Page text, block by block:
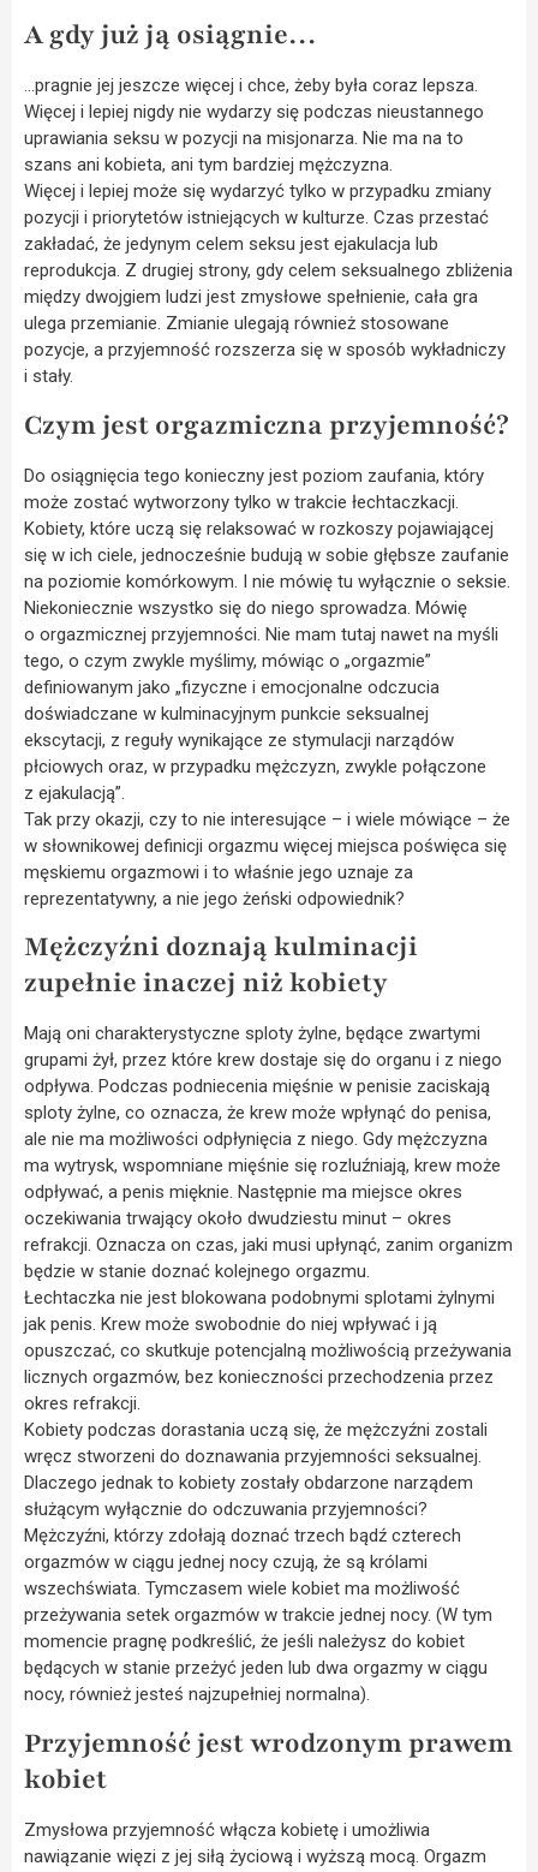
A gdy już ją osiągnie…
…pragnie jej jeszcze więcej i chce, żeby była coraz lepsza.
Więcej i lepiej nigdy nie wydarzy się podczas nieustannego
uprawiania seksu w pozycji na misjonarza. Nie ma na to
szans ani kobieta, ani tym bardziej mężczyzna.
Więcej i lepiej może się wydarzyć tylko w przypadku zmiany
pozycji i priorytetów istniejących w kulturze. Czas przestać
zakładać, że jedynym celem seksu jest ejakulacja lub
reprodukcja. Z drugiej strony, gdy celem seksualnego zbliżenia
między dwojgiem ludzi jest zmysłowe spełnienie, cała gra
ulega przemianie. Zmianie ulegają również stosowane
pozycje, a przyjemność rozszerza się w sposób wykładniczy
i stały.
Czym jest orgazmiczna przyjemność?
Do osiągnięcia tego konieczny jest poziom zaufania, który
może zostać wytworzony tylko w trakcie łechtaczkacji.
Kobiety, które uczą się relaksować w rozkoszy pojawiającej
się w ich ciele, jednocześnie budują w sobie głębsze zaufanie
na poziomie komórkowym. I nie mówię tu wyłącznie o seksie.
Niekoniecznie wszystko się do niego sprowadza. Mówię
o orgazmicznej przyjemności. Nie mam tutaj nawet na myśli
tego, o czym zwykle myślimy, mówiąc o „orgazmie”
definiowanym jako „fizyczne i emocjonalne odczucia
doświadczane w kulminacyjnym punkcie seksualnej
ekscytacji, z reguły wynikające ze stymulacji narządów
płciowych oraz, w przypadku mężczyzn, zwykle połączone
z ejakulacją”.
Tak przy okazji, czy to nie interesujące – i wiele mówiące – że
w słownikowej definicji orgazmu więcej miejsca poświęca się
męskiemu orgazmowi i to właśnie jego uznaje za
reprezentatywny, a nie jego żeński odpowiednik?
Mężczyźni doznają kulminacji
zupełnie inaczej niż kobiety
Mają oni charakterystyczne sploty żylne, będące zwartymi
grupami żył, przez które krew dostaje się do organu i z niego
odpływa. Podczas podniecenia mięśnie w penisie zaciskają
sploty żylne, co oznacza, że krew może wpłynąć do penisa,
ale nie ma możliwości odpłynięcia z niego. Gdy mężczyzna
ma wytrysk, wspomniane mięśnie się rozluźniają, krew może
odpływać, a penis mięknie. Następnie ma miejsce okres
oczekiwania trwający około dwudziestu minut – okres
refrakcji. Oznacza on czas, jaki musi upłynąć, zanim organizm
będzie w stanie doznać kolejnego orgazmu.
Łechtaczka nie jest blokowana podobnymi splotami żylnymi
jak penis. Krew może swobodnie do niej wpływać i ją
opuszczać, co skutkuje potencjalną możliwością przeżywania
licznych orgazmów, bez konieczności przechodzenia przez
okres refrakcji.
Kobiety podczas dorastania uczą się, że mężczyźni zostali
wręcz stworzeni do doznawania przyjemności seksualnej.
Dlaczego jednak to kobiety zostały obdarzone narządem
służącym wyłącznie do odczuwania przyjemności?
Mężczyźni, którzy zdołają doznać trzech bądź czterech
orgazmów w ciągu jednej nocy czują, że są królami
wszechświata. Tymczasem wiele kobiet ma możliwość
przeżywania setek orgazmów w trakcie jednej nocy. (W tym
momencie pragnę podkreślić, że jeśli należysz do kobiet
będących w stanie przeżyć jeden lub dwa orgazmy w ciągu
nocy, również jesteś najzupełniej normalna).
Przyjemność jest wrodzonym prawem
kobiet
Zmysłowa przyjemność włącza kobietę i umożliwia
nawiązanie więzi z jej siłą życiową i wyższą mocą. Orgazm